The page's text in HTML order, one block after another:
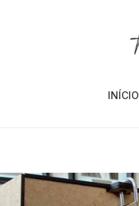
INÍCIO